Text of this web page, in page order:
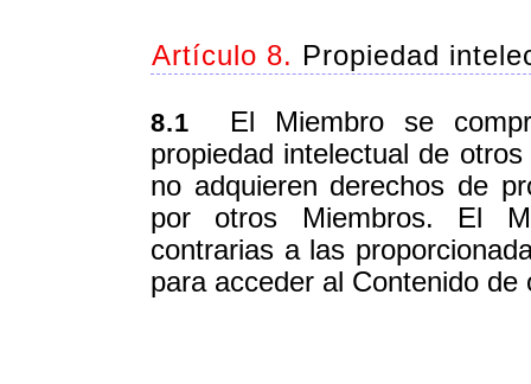
Artículo 8. Propiedad
8.1 El Miembro se
propiedad intelectual de
no adquieren derechos de
por otros Miembros. El
contrarias a las
para acceder al Contenido de